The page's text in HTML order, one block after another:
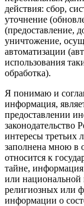
действия: сбор,
уточнение
(предоставление,
уничтожение,
автоматизации
использования
обработка).
Я понимаю и
информация,
предоставлении
законодательство
интересы третьих
заполнена мною в
относится к
тайне,
или национальной
религиозных или
информации о